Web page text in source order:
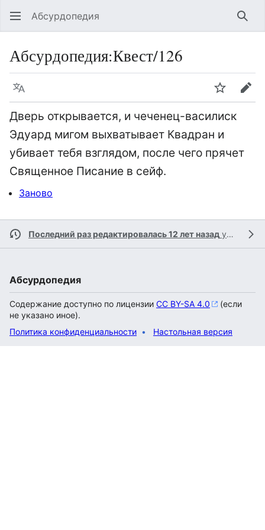
Абсурдопедия
Абсурдопедия:Квест/126
Язык
Дверь открывается, и чеченец-василиск
Эдуард мигом выхватывает Квадран и
убивает тебя взглядом, после чего прячет
Священное Писание в сейф.
Заново
Последний раз редактировалась 12 лет назад участником
Абсурдопедия
Содержание доступно по лицензии CC BY-SA 4.0
(если
не указано иное).
Политика конфиденциальности
Настольная версия